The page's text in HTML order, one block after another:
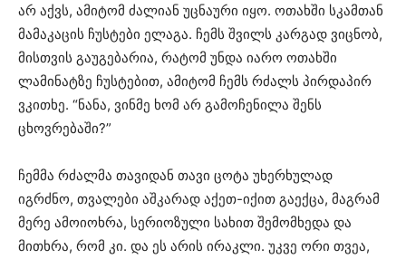
არ აქვს, ამიტომ ძალიან უცნაური იყო. ოთახში სკამთან
მამაკაცის ჩუსტები ელაგა. ჩემს შვილს კარგად ვიცნობ,
მისთვის გაუგებარია, რატომ უნდა იარო ოთახში
ლამინატზე ჩუსტებით, ამიტომ ჩემს რძალს პირდაპირ
ვკითხე. “ნანა, ვინმე ხომ არ გამოჩენილა შენს
ცხოვრებაში?”
ჩემმა რძალმა თავიდან თავი ცოტა უხერხულად
იგრძნო, თვალები აშკარად აქეთ-იქით გაექცა, მაგრამ
მერე ამოიოხრა, სერიოზული სახით შემომხედა და
მითხრა, რომ კი. და ეს არის ირაკლი. უკვე ორი თვეა,